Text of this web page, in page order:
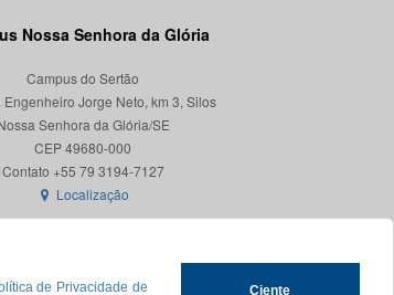
de Privacidade de Ciente
Nossa Senhora da Glória
Campus do Sertão
Engenheiro Jorge Neto, km 3, Silos
Senhora da Glória/SE
CEP 49680-000
Contato +55 79 3194-7127
Localização